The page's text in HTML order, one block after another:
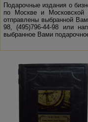
Подарочные издания о
по Москве и Московской
отправлены выбранной
98, (495)796-44-98 или
выбранное Вами